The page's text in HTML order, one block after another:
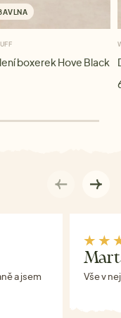
boxerek Hove Black
a jsem
Vše v